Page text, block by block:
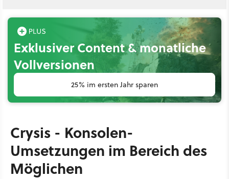
Exklusiver Content & monatliche
Vollversionen
25% im ersten Jahr sparen
Crysis - Konsolen-
Umsetzungen im Bereich des
Möglichen